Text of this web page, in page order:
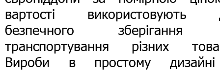
вартості використовують
безпечного зберігання
транспортування різних
Вироби в простому